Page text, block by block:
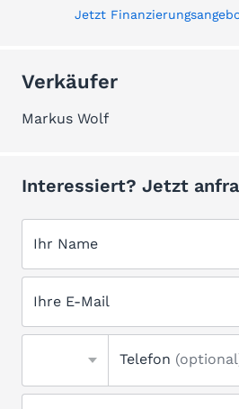
Jetzt
Verkäufer
Markus Wolf
Interessiert? Jetzt
Ihr Name
Ihre E-Mail
Telefon